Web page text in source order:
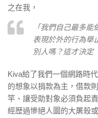
之在我，
「我們自己最多
表現於外的行為舉
別人嗎？這才決定
Kiva給了我們一個網路時
的想象以捐款為主，借款
竿、讓受助對象必須負起
經歴過慘絕人圜的大屠殺